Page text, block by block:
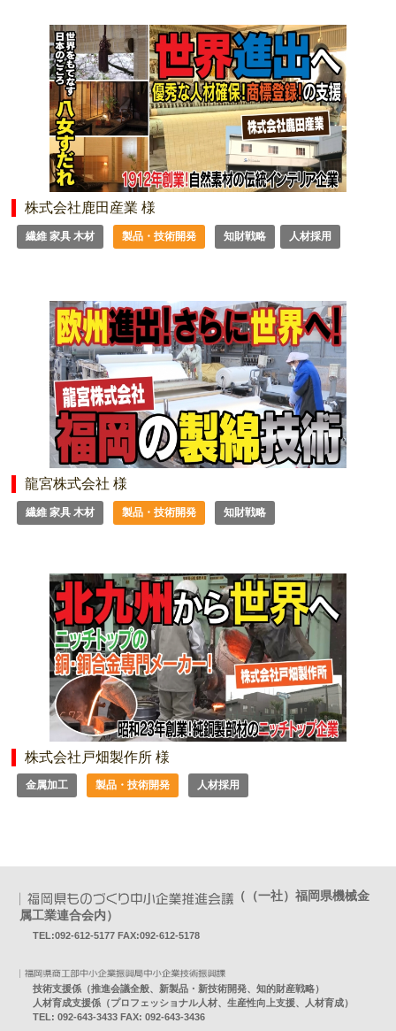
株式会社鹿田産業 様
繊維 家具 木材 製品・技術開発 知財戦略 人材採用
龍宮株式会社 様
繊維 家具 木材 製品・技術開発 知財戦略
株式会社戸畑製作所 様
金属加工 製品・技術開発 人材採用
（（一社）福岡県機械金
属工業連合会内）
TEL:092-612-5177 FAX:092-612-5178
技術支援係（推進会議全般、新製品・新技術開発、知的財産戦略）
人材育成支援係（プロフェッショナル人材、生産性向上支援、人材育成）
TEL: 092-643-3433 FAX: 092-643-3436